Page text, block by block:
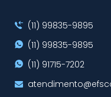
(11) 99835-9895
(11) 99835-9895
(11) 91715-7202